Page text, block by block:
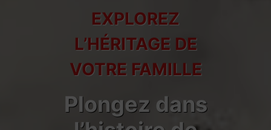
EXPLOREZ
L’HÉRITAGE DE
VOTRE FAMILLE
Plongez dans